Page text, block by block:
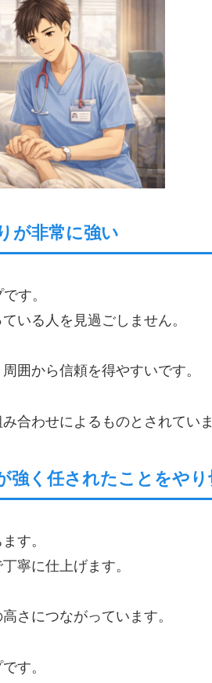
が非常に強い
す。
いる人を見過ごしません。
囲から信頼を得やすいです。
合わせによるものとされていま
強く任されたことをやり
す。
寧に仕上げます。
さにつながっています。
す。